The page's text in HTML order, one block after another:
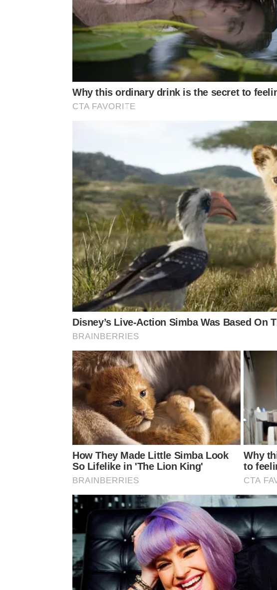
Why this ordinary drink is the secret to
CTA FAVORITE
Disney’s Live-Action Simba Was Based On
BRAINBERRIES
How They Made Little Simba Look
So Lifelike in 'The Lion King'
BRAINBERRIES
Why
to
CTA